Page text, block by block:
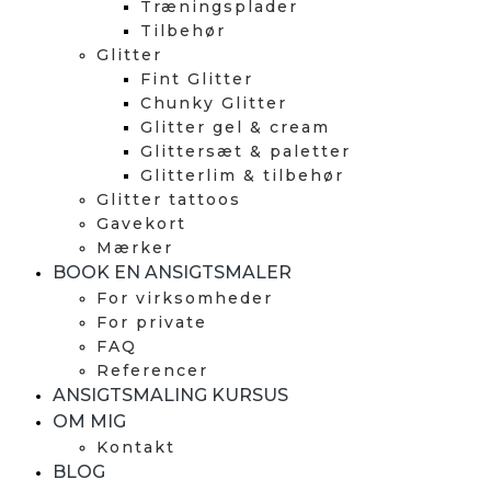
Træningsplader
Tilbehør
Glitter
Fint Glitter
Chunky Glitter
Glitter gel & cream
Glittersæt & paletter
Glitterlim & tilbehør
Glitter tattoos
Gavekort
Mærker
BOOK EN ANSIGTSMALER
For virksomheder
For private
FAQ
Referencer
ANSIGTSMALING KURSUS
OM MIG
Kontakt
BLOG